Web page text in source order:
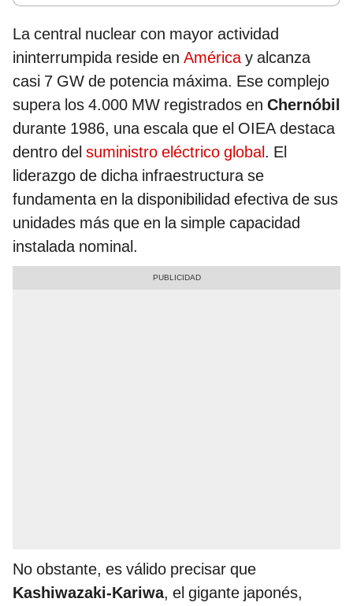
La central nuclear con mayor actividad
ininterrumpida reside en Américay alcanza
casi 7 GW de potencia máxima. Ese complejo
supera los 4.000 MW registrados en Chernóbil
durante 1986, una escala que el OIEA destaca
dentro del suministro eléctrico global. El
liderazgo de dicha infraestructura se
fundamenta en la disponibilidad efectiva de sus
unidades más que en la simple capacidad
instalada nominal.
No obstante, es válido precisar que
Kashiwazaki-Kariwa, el gigante japonés,